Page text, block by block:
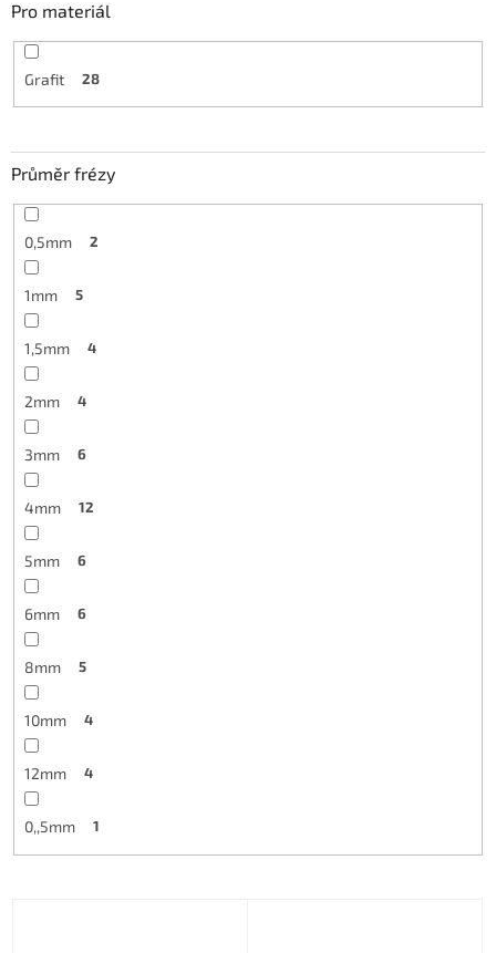
Pro materiál
Grafit 28
Průměr frézy
0,5mm 2
1mm 5
1,5mm 4
2mm 4
3mm 6
4mm 12
5mm 6
6mm 6
8mm 5
10mm 4
12mm 4
0,,5mm 1